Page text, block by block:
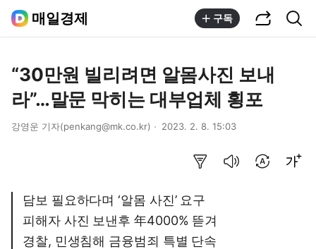
매일경제 구독
“30만원 빌리려면 알몸사진 보내
라”…말문 막히는 대부업체 횡포
강영운 기자(penkang@mk.co.kr) 2023. 2. 8. 15:03
담보 필요하다며 ‘알몸 사진’ 요구
피해자 사진 보낸후 年4000% 뜯겨
경찰, 민생침해 금융범죄 특별 단속